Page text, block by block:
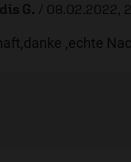
G. / 08.02.2022,
,echte